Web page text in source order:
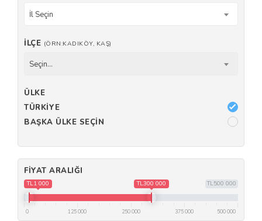
İl Seçin
İLÇE (ÖRN:KADIKÖY, KAŞ)
Seçin...
ÜLKE
TÜRKIYE
BAŞKA ÜLKE SEÇIN
FIYAT ARALIĞI
TL500 000
TL1 000 TL300 000
0 125 000 250 000 375 000 500 000